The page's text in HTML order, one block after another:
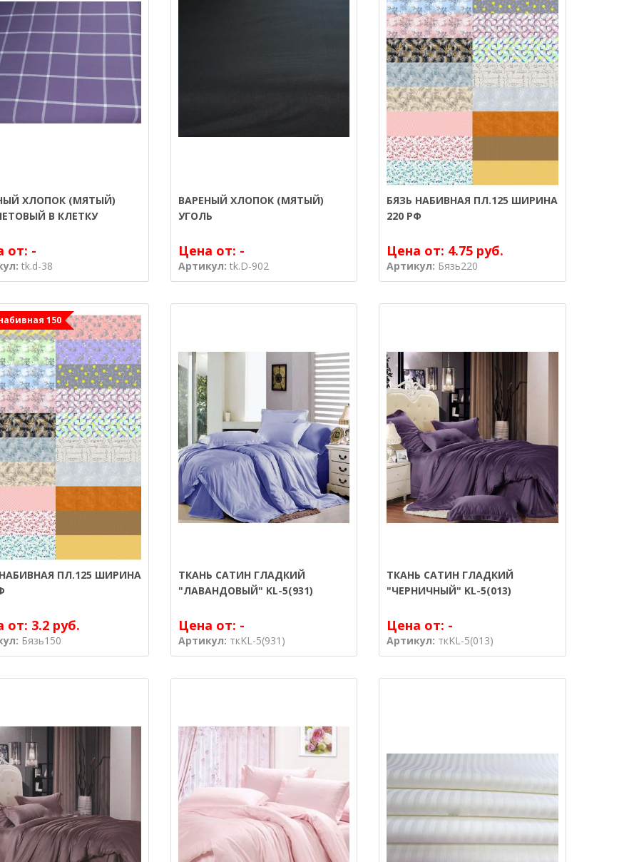
ХЛОПОК (МЯТЫЙ)
В КЛЕТКУ
от: -
tk.d-38
ВАРЕНЫЙ ХЛОПОК (МЯТЫЙ)
УГОЛЬ
Цена от: -
Артикул: tk.D-902
БЯЗЬ НАБИВНАЯ ПЛ.125 ШИРИНА
220 РФ
Цена от: 4.75 руб.
Артикул: Бязь220
150
ПЛ.125 ШИРИНА
от: 3.2 руб.
Бязь150
ТКАНЬ САТИН ГЛАДКИЙ
"ЛАВАНДОВЫЙ" KL-5(931)
Цена от: -
Артикул: ткKL-5(931)
ТКАНЬ САТИН ГЛАДКИЙ
"ЧЕРНИЧНЫЙ" KL-5(013)
Цена от: -
Артикул: ткKL-5(013)